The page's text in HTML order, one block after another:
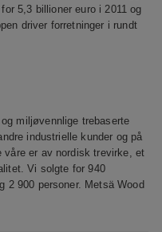
5,3 billioner euro i 2011 og
driver forretninger i rundt
miljøvennlige trebaserte
industrielle kunder og på
våre er av nordisk trevirke, et
Vi solgte for 940
2 900 personer. Metsä Wood